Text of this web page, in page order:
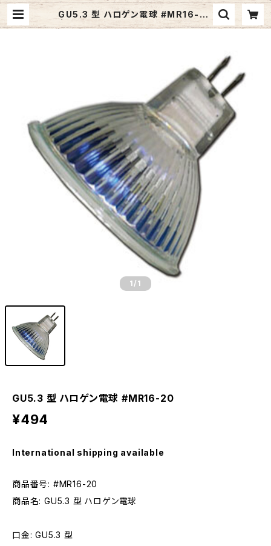
GU5.3 型 ハロゲン電球 #MR16-20
| ジャメックスストア (Jamex Inc.)
1 /1
GU5.3 型 ハロゲン電球 #MR16-20
¥494
International shipping available
商品番号: #MR16-20
商品名: GU5.3 型 ハロゲン電球
口金: GU5.3 型